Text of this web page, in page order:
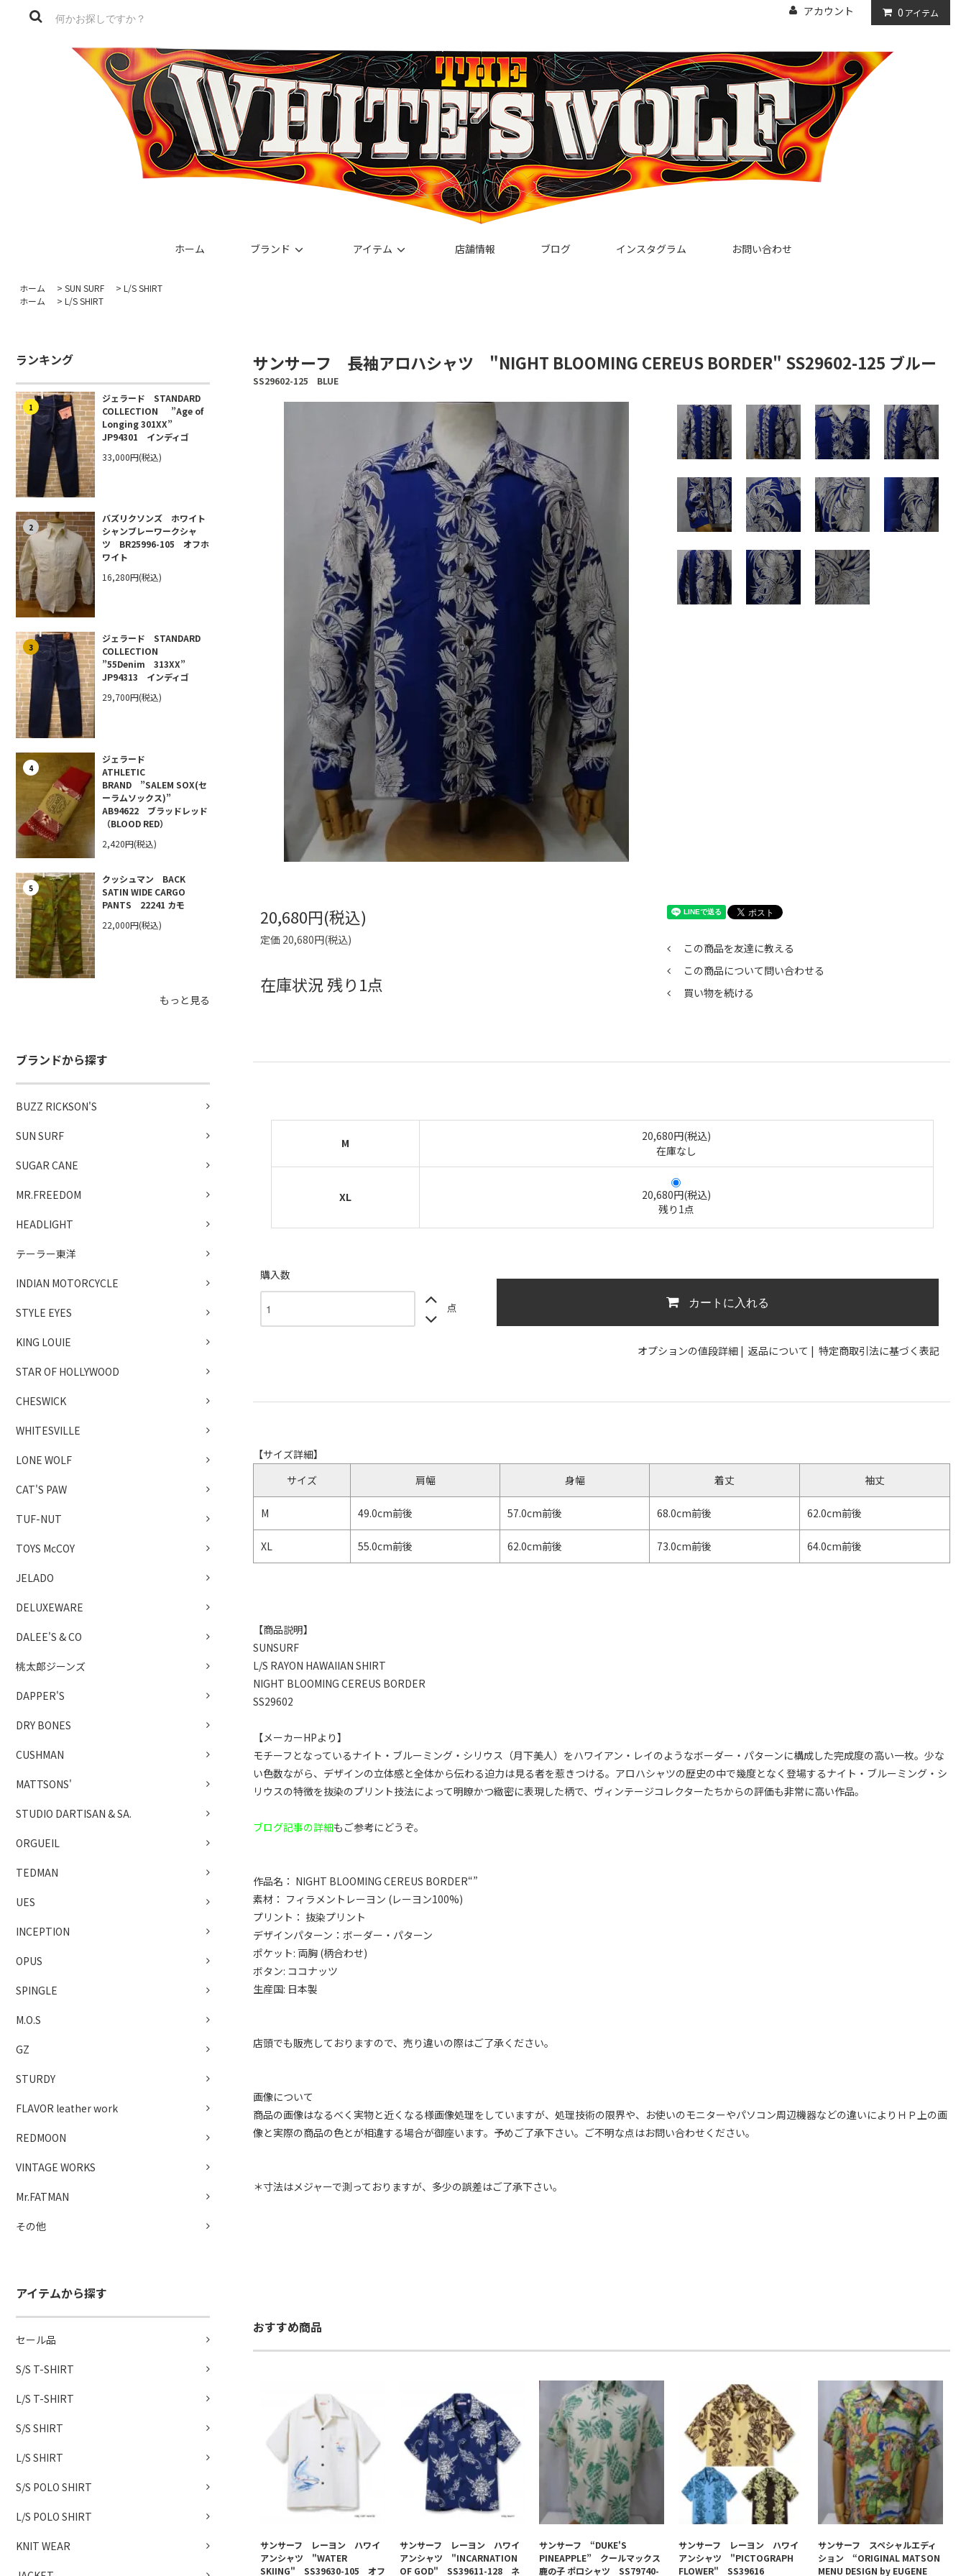
アカウント 0 アイテム
ホーム ブランド アイテム 店舗情報 ブログ インスタグラム お問い合わせ
ホーム > SUN SURF > L/S SHIRT
ホーム
> L/S SHIRT
ランキング
1
ジェラード STANDARD
COLLECTION ”Age of
Longing 301XX”
JP94301 インディゴ
33,000円(税込)
2
バズリクソンズ ホワイト
シャンブレーワークシャ
ツ BR25996-105 オフホ
ワイト
16,280円(税込)
3
ジェラード STANDARD
COLLECTION
”55Denim 313XX”
JP94313 インディゴ
29,700円(税込)
4
ジェラード
ATHLETIC
BRAND ”SALEM SOX(セ
ーラムソックス)”
AB94622 ブラッドレッド
（BLOOD RED）
2,420円(税込)
5
クッシュマン BACK
SATIN WIDE CARGO
PANTS 22241 カモ
22,000円(税込)
もっと見る
ブランドから探す
BUZZ RICKSON'S
SUN SURF
SUGAR CANE
MR.FREEDOM
HEADLIGHT
テーラー東洋
INDIAN MOTORCYCLE
STYLE EYES
KING LOUIE
STAR OF HOLLYWOOD
CHESWICK
WHITESVILLE
LONE WOLF
CAT'S PAW
TUF-NUT
TOYS McCOY
JELADO
DELUXEWARE
DALEE'S & CO
桃太郎ジーンズ
DAPPER'S
DRY BONES
CUSHMAN
MATTSONS'
STUDIO DARTISAN & SA.
ORGUEIL
TEDMAN
UES
INCEPTION
OPUS
SPINGLE
M.O.S
GZ
STURDY
FLAVOR leather work
REDMOON
VINTAGE WORKS
Mr.FATMAN
その他
アイテムから探す
セール品
S/S T-SHIRT
L/S T-SHIRT
S/S SHIRT
L/S SHIRT
S/S POLO SHIRT
L/S POLO SHIRT
KNIT WEAR
サンサーフ 長袖アロハシャツ "NIGHT BLOOMING CEREUS BORDER" SS29602-125 ブルー
SS29602-125 BLUE
20,680円(税込)
定価 20,680円(税込)
在庫状況 残り1点
この商品を友達に教える
この商品について問い合わせる
買い物を続ける
M
20,680円(税込)
在庫なし
XL
20,680円(税込)
残り1点
購入数
点 カートに入れる
オプションの値段詳細 | 返品について | 特定商取引法に基づく表記
【サイズ詳細】
サイズ
肩幅 身幅 着丈 袖丈
M 49.0cm前後 57.0cm前後 68.0cm前後 62.0cm前後
XL 55.0cm前後 62.0cm前後 73.0cm前後 64.0cm前後
【商品説明】
SUNSURF
L/S RAYON HAWAIIAN SHIRT
NIGHT BLOOMING CEREUS BORDER
SS29602
【メーカーHPより】
モチーフとなっているナイト・ブルーミング・シリウス（月下美人）をハワイアン・レイのようなボーダー・パターンに構成した完成度の高い一枚。少な
い色数ながら、デザインの立体感と全体から伝わる迫力は見る者を惹きつける。アロハシャツの歴史の中で幾度となく登場するナイト・ブルーミング・シ
リウスの特徴を抜染のプリント技法によって明瞭かつ緻密に表現した柄で、ヴィンテージコレクターたちからの評価も非常に高い作品。
ブログ記事の詳細もご参考にどうぞ。
作品名： NIGHT BLOOMING CEREUS BORDER“”
素材： フィラメントレーヨン (レーヨン100%)
プリント： 抜染プリント
デザインパターン：ボーダー・パターン
ポケット: 両胸 (柄合わせ)
ボタン: ココナッツ
生産国: 日本製
店頭でも販売しておりますので、売り違いの際はご了承ください。
画像について
商品の画像はなるべく実物と近くなる様画像処理をしていますが、処理技術の限界や、お使いのモニターやパソコン周辺機器などの違いによりＨＰ上の画
像と実際の商品の色とが相違する場合が御座います。予めご了承下さい。ご不明な点はお問い合わせください。
＊寸法はメジャーで測っておりますが、多少の誤差はご了承下さい。
おすすめ商品
サンサーフ レーヨン ハワイ
アンシャツ "WATER
SKIING" SS39630-105 オフ
サンサーフ レーヨン ハワイ
アンシャツ "INCARNATION
OF GOD" SS39611-128 ネ
サンサーフ “DUKE'S
PINEAPPLE” クールマックス
鹿の子 ポロシャツ SS79740-
サンサーフ レーヨン ハワイ
アンシャツ "PICTOGRAPH
FLOWER" SS39616
サンサーフ スペシャルエディ
ション “ORIGINAL MATSON
MENU DESIGN by EUGENE